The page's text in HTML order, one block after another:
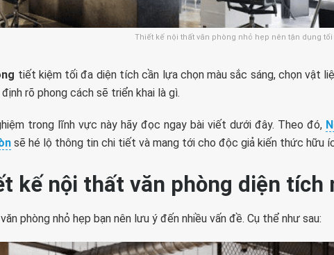
Thiết kế nội thất văn phòng nhỏ hẹp nên tận dụng
tiết kiệm tối đa diện tích cần lựa chọn màu sắc sáng, chọn vật
rõ phong cách sẽ triển khai là gì.
trong lĩnh vực này hãy đọc ngay bài viết dưới đây. Theo đó,
sẽ hé lộ thông tin chi tiết và mang tới cho độc giả kiến thức hữu
kế nội thất văn phòng diện tích
phòng nhỏ hẹp bạn nên lưu ý đến nhiều vấn đề. Cụ thể như sau: